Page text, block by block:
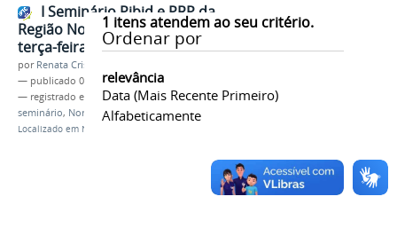
1 itens atendem ao seu critério.
Ordenar por
relevância
Data (mais Recente Primeiro)
Alfabeticamente
I Seminário Pibid e PRP da
Região Nordeste começa nesta
terça-feira (10)
por Renata Cristina de Sá Barreto Freitas
— publicado 09/08/2021
— registrado em:
PIBID,Residência Pedagógica,
seminário, Nordeste ,Docência,Licenciaturas
Localizado em Notícias